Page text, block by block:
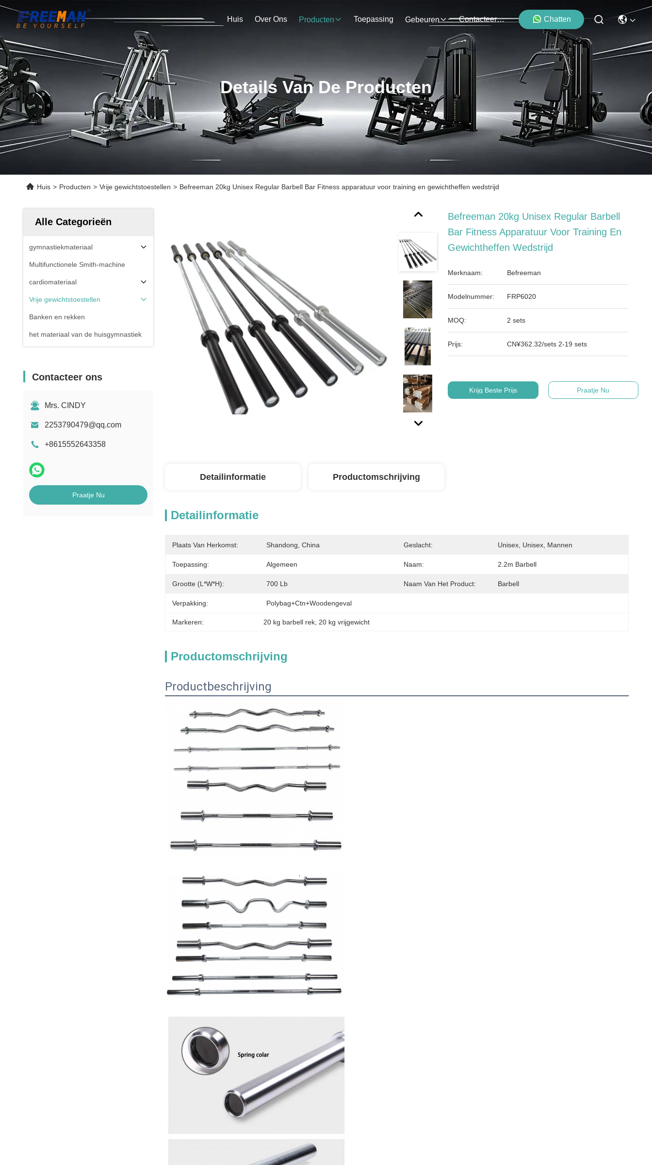
Huis Over Ons Producten Toepassing Gebeuren Contacteer Ons Chatten
Details Van De Producten
Huis > Producten > Vrije gewichtstoestellen > Befreeman 20kg Unisex Regular Barbell Bar Fitness apparatuur voor training en gewichtheffen wedstrijd
Alle Categorieën
gymnastiekmateriaal
Multifunctionele Smith-machine
cardiomateriaal
Vrije gewichtstoestellen
Banken en rekken
het materiaal van de huisgymnastiek
Contacteer ons
Mrs. CINDY
2253790479@qq.com
+8615552643358
Praatje Nu
Befreeman 20kg Unisex Regular Barbell
Bar Fitness Apparatuur Voor Training En
Gewichtheffen Wedstrijd
Merknaam: Befreeman
Modelnummer: FRP6020
MOQ: 2 sets
Prijs: CN¥362.32/sets 2-19 sets
Krijg Beste Prijs Praatje Nu
Detailinformatie Productomschrijving
Detailinformatie
Plaats Van Herkomst: Shandong, China Geslacht: Unisex, Unisex, Mannen
Toepassing: Algemeen Naam: 2.2m Barbell
Grootte (L*W*H): 700 Lb Naam Van Het Product: Barbell
Verpakking: Polybag+ctn+woodengeval
Markeren: 20 kg barbell rek 20 kg vrijgewicht
Productomschrijving
Productbeschrijving